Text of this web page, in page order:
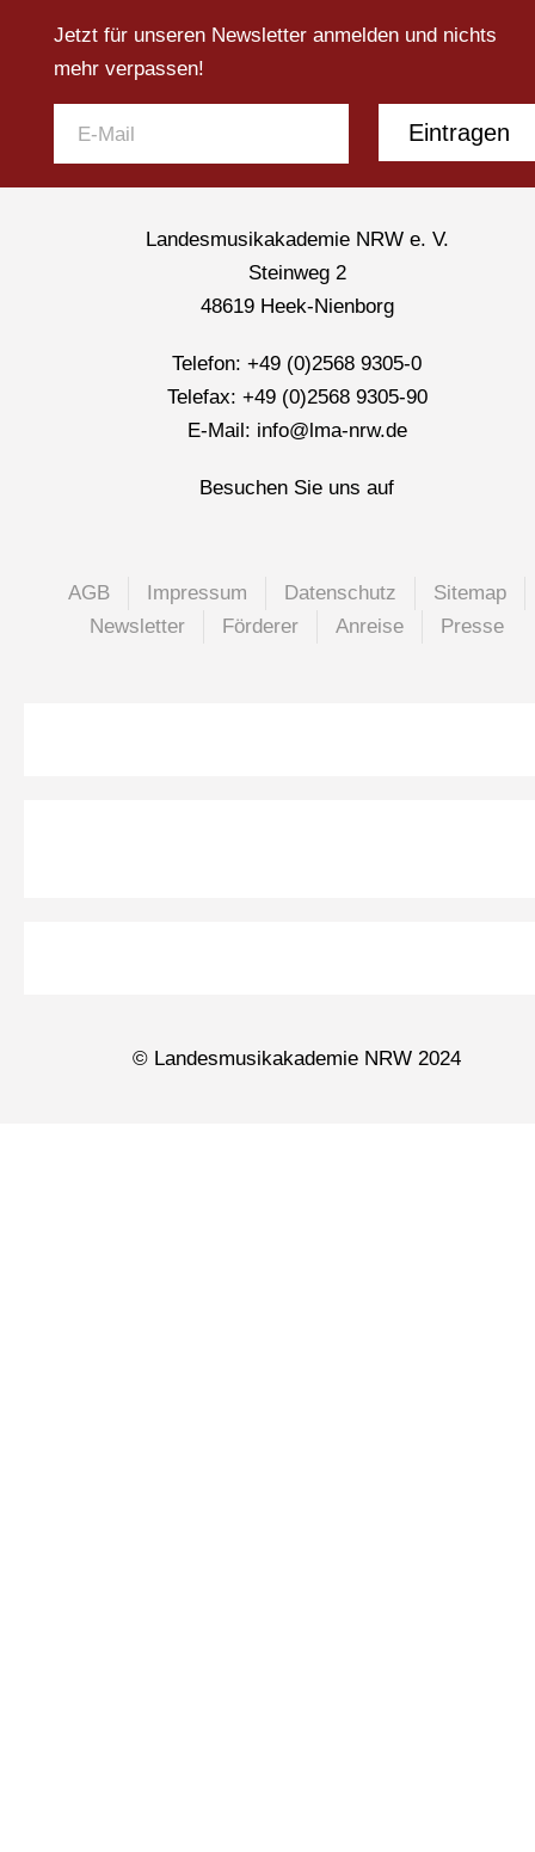
Jetzt für unseren Newsletter anmelden und nichts
mehr verpassen!
Eintragen
Landesmusikakademie NRW e. V.
Steinweg 2
48619 Heek-Nienborg
Telefon: +49 (0)2568 9305-0
Telefax: +49 (0)2568 9305-90
E-Mail: info@lma-nrw.de
Besuchen Sie uns auf
AGB Impressum Datenschutz
Sitemap
Newsletter
Förderer Anreise Presse
© Landesmusikakademie NRW 2024